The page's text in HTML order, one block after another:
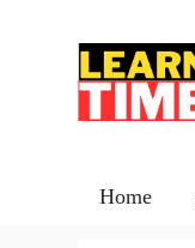
Home